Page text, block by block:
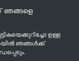
ഞങ്ങളെ
ഉള്ള
ഞങ്ങൾക്ക്